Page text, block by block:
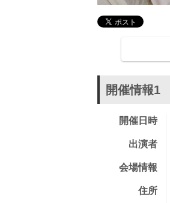
開催情報1
開催日時
出演者
会場情報
住所